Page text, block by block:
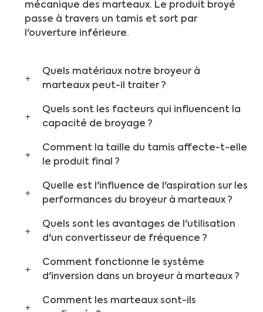
mécanique des marteaux. Le produit broyé
passe à travers un tamis et sort par
l'ouverture inférieure.
Quels matériaux notre broyeur à
marteaux peut-il traiter ?
Quels sont les facteurs qui influencent la
capacité de broyage ?
Comment la taille du tamis affecte-t-elle
le produit final ?
Quelle est l'influence de l'aspiration sur les
performances du broyeur à marteaux ?
Quels sont les avantages de l'utilisation
d'un convertisseur de fréquence ?
Comment fonctionne le système
d'inversion dans un broyeur à marteaux ?
Comment les marteaux sont-ils